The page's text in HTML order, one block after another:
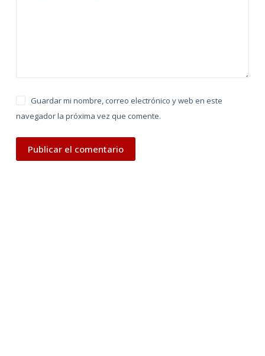
Guardar mi nombre, correo electrónico y web en este
navegador la próxima vez que comente.
Publicar el comentario